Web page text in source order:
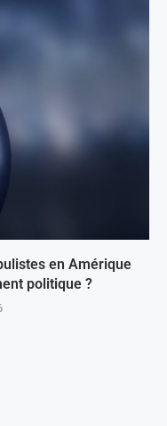
en Amérique
politique ?